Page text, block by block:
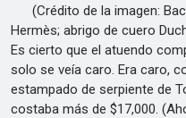
(Crédito de la imagen:
Hermès; abrigo de cuero
Es cierto que el atuendo
solo se veía caro. Era caro,
estampado de serpiente de
costaba más de $17,000.